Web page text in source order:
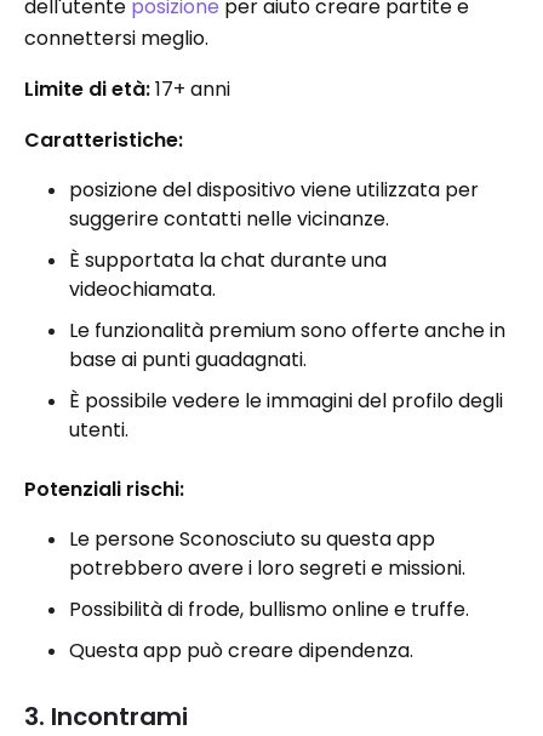
dell'utente posizione per aiuto creare partite e
connettersi meglio.
Limite di età:17+ anni
Caratteristiche:
posizione del dispositivo viene utilizzata per
suggerire contatti nelle vicinanze.
È supportata la chat durante una
videochiamata.
Le funzionalità premium sono offerte anche in
base ai punti guadagnati.
È possibile vedere le immagini del profilo degli
utenti.
Potenziali rischi:
Le persone Sconosciuto su questa app
potrebbero avere i loro segreti e missioni.
Possibilità di frode, bullismo online e truffe.
Questa app può creare dipendenza.
3. Incontrami